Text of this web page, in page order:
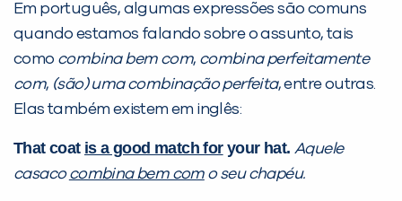
Em português, algumas expressões são comuns
quando estamos falando sobre o assunto, tais
como combina bem com, combina perfeitamente
com, (são) uma combinação perfeita, entre outras.
Elas também existem em inglês:
That coat is a good match foryour hat.Aquele
casacocombina bem como seu chapéu.
VOLTAR